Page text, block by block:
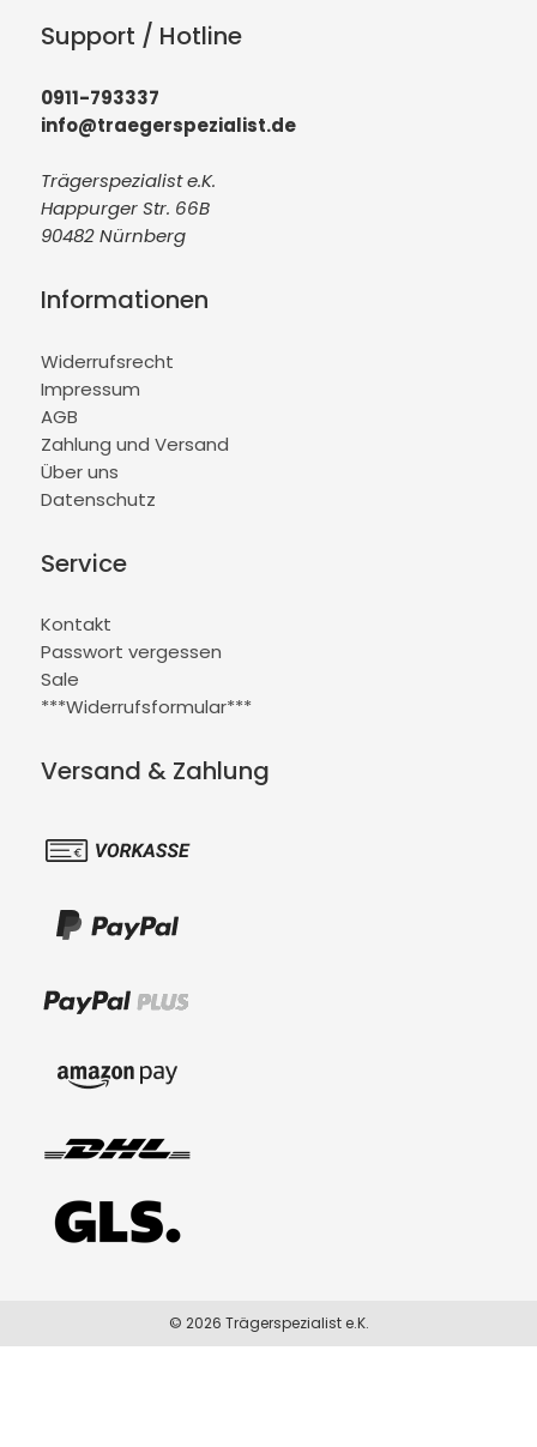
Support / Hotline
0911-793337
info@traegerspezialist.de
Trägerspezialist e.K.
Happurger Str. 66B
90482 Nürnberg
Informationen
Widerrufsrecht
Impressum
AGB
Zahlung und Versand
Über uns
Datenschutz
Service
Kontakt
Passwort vergessen
Sale
***Widerrufsformular***
Versand & Zahlung
© 2026 Trägerspezialist e.K.